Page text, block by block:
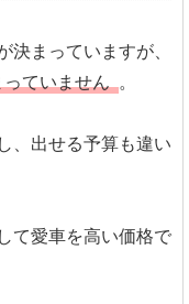
まっていますが、
ていません 。
、出せる予算も違い
て愛車を高い価格で